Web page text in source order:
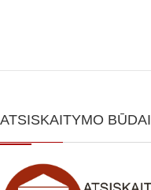
ATSISKAITYMO BŪDAI